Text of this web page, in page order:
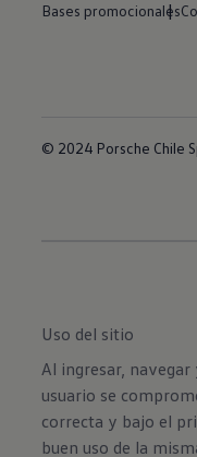
Bases promocionales
© 2024 Porsche Chile
Uso del sitio
Al ingresar,
usuario se
correcta y bajo el
buen uso de la